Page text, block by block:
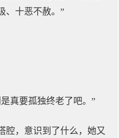
、十恶不赦。”
真要孤独终老了吧。”
腔，意识到了什么，她又